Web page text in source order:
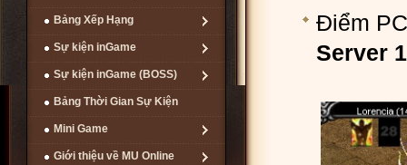
Bảng Xếp Hạng
Sự kiện inGame
Sự kiện inGame (BOSS)
Bảng Thời Gian Sự Kiện
Mini Game
Giới thiệu về MU Online
Điểm
Server 1